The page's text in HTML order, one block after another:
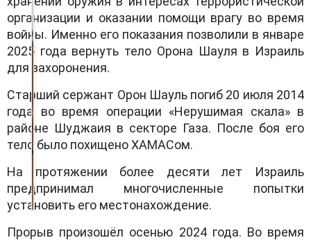
организации и оказании помощи врагу во время
войны. Именно его показания позволили в январе
2025 года вернуть тело Орона Шауля в Израиль
для захоронения.
Старший сержант Орон Шауль погиб 20 июля 2014
года во время операции «Нерушимая скала» в
районе Шуджаия в секторе Газа. После боя его
тело было похищено ХАМАСом.
На протяжении более десяти лет Израиль
предпринимал многочисленные попытки
установить его местонахождение.
Прорыв произошёл осенью 2024 года. Во время